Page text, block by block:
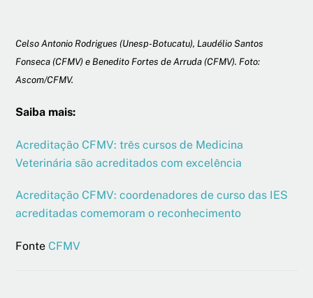
Celso Antonio Rodrigues (Unesp-Botucatu), Laudélio Santos
Fonseca (CFMV) e Benedito Fortes de Arruda (CFMV). Foto:
Ascom/CFMV.
Saiba mais:
Acreditação CFMV: três cursos de Medicina
Veterinária são acreditados com excelência
Acreditação CFMV: coordenadores de curso das IES
acreditadas comemoram o reconhecimento
Fonte CFMV